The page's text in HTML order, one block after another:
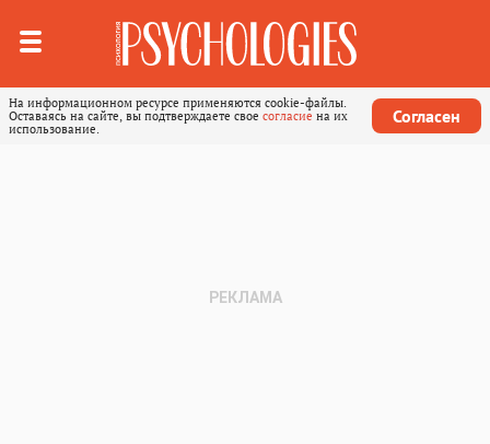
На информационном ресурсе применяются cookie-файлы.
Оставаясь на сайте, вы подтверждаете свое согласие на их
использование.
Согласен